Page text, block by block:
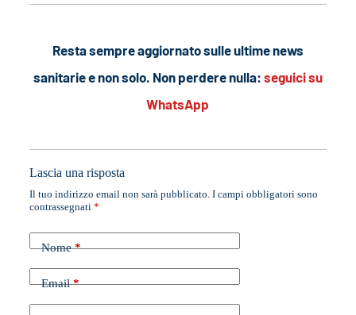
Resta sempre aggiornato sulle ultime news
sanitarie e non solo. Non perdere nulla: seguici su
WhatsApp
Lascia una risposta
Il tuo indirizzo email non sarà pubblicato. I campi obbligatori sono
contrassegnati *
Nome*
Email*